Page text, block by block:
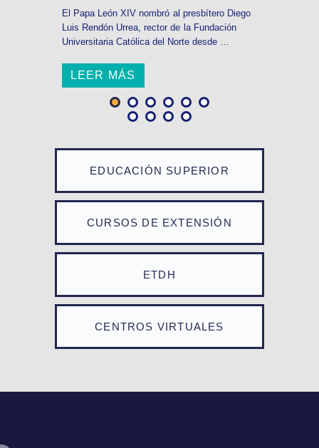
EDUCACIÓN SUPERIOR
CURSOS DE EXTENSIÓN
ETDH
CENTROS VIRTUALES
El Papa León XIV nombró al presbítero Diego
Luis Rendón Urrea, rector de la Fundación
Universitaria Católica del Norte desde ...
LEER MÁS